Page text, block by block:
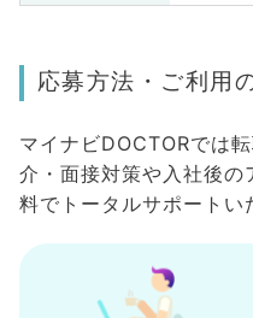
応募方法・ご利用
マイナビDOCTORでは
介・面接対策や入社後
料でトータルサポートい